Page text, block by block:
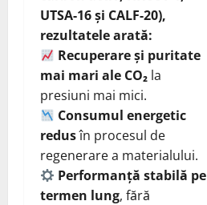
UTSA-16 și CALF-20),
rezultatele arată:
Recuperare și puritate
mai mari ale CO₂ la
presiuni mai mici.
Consumul energetic
redusîn procesul de
regenerare a materialului.
Performanță stabilă pe
termen lung, fără